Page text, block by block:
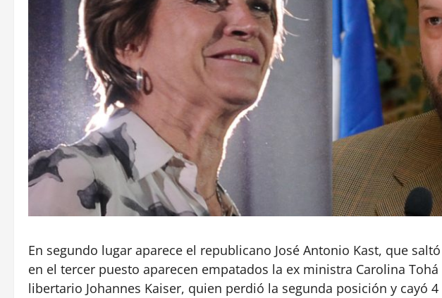
En segundo lugar aparece el republicano José Antonio Kast, que
en el tercer puesto aparecen empatados la ex ministra Carolina Tohá
libertario Johannes Kaiser, quien perdió la segunda posición y cayó 4